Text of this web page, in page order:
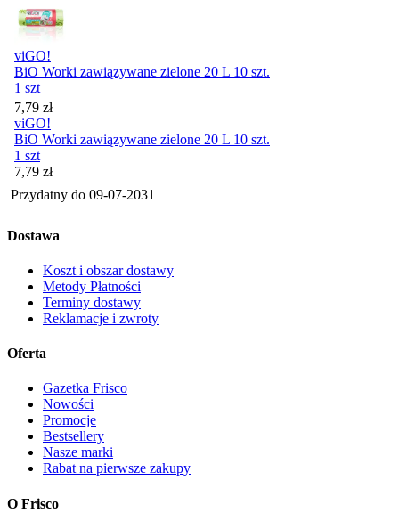
viGO!
BiO Worki zawiązywane zielone 20 L 10 szt.
1 szt
Cena
7,79 zł
viGO!
BiO Worki zawiązywane zielone 20 L 10 szt.
1 szt
Cena
7,79 zł
Przydatny do 09-07-2031
Dostawa
Koszt i obszar dostawy
Metody Płatności
Terminy dostawy
Reklamacje i zwroty
Oferta
Gazetka Frisco
Nowości
Promocje
Bestsellery
Nasze marki
Rabat na pierwsze zakupy
O Frisco